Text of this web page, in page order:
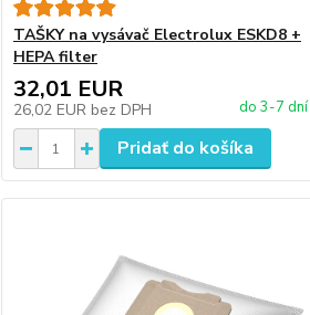
TAŠKY na vysávač Electrolux ESKD8 +
HEPA filter
32,01 EUR
26,02 EUR bez DPH do 3-7 dní
Pridať do košíka